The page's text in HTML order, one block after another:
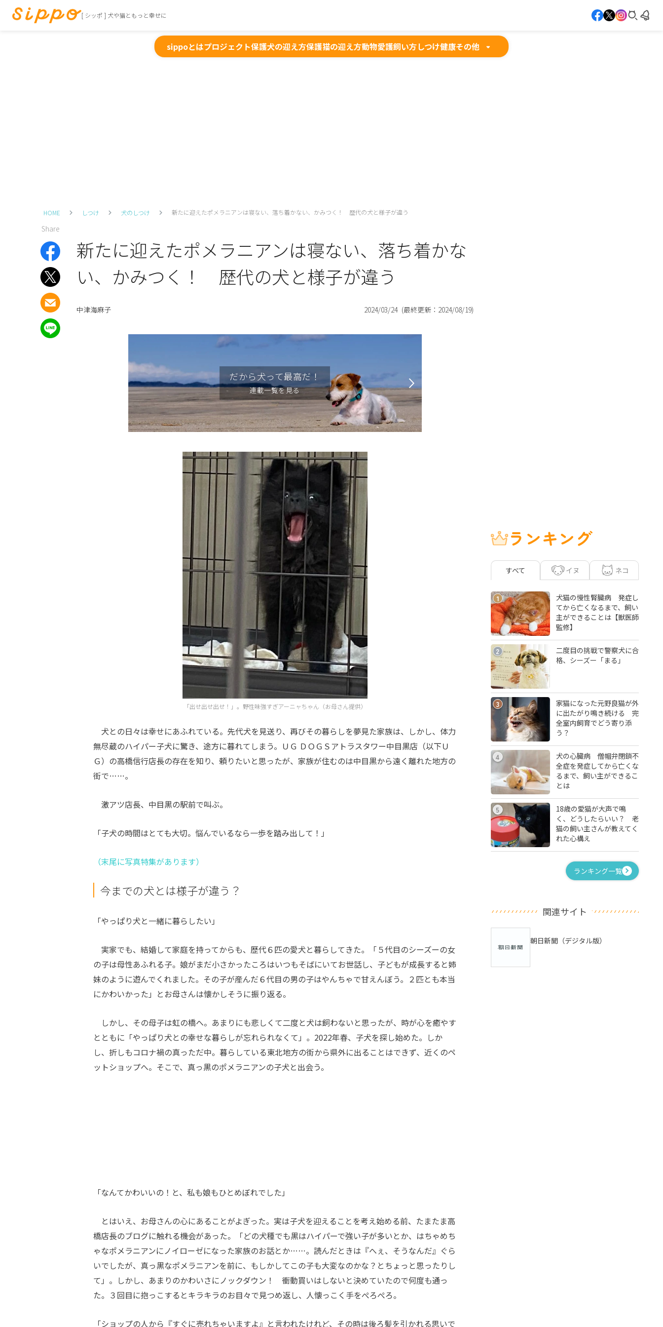
[ シッポ ] 犬や猫ともっと幸せに
sippoとはプロジェクト保護犬の迎え方保護猫の迎え方動物愛護飼い方しつけ健康その他
HOME しつけ 犬のしつけ 新たに迎えたポメラニアンは寝ない、落ち着かない、かみつく！ 歴代の犬と様子が違う
Share
新たに迎えたポメラニアンは寝ない、落ち着かな
い、かみつく！ 歴代の犬と様子が違う
中津海麻子 2024/03/24 (最終更新： 2024/08/19)
だから犬って最高だ！
連載一覧を見る
「出せ出せ出せ！」。野性味強すぎアーニャちゃん（お母さん提供）
犬との日々は幸せにあふれている。先代犬を見送り、再びその暮らしを夢見た家族は、しかし、体力
無尽蔵のハイパー子犬に驚き、途方に暮れてしまう。ＵＧ ＤＯＧＳアトラスタワー中目黒店（以下Ｕ
Ｇ）の高橋信行店長の存在を知り、頼りたいと思ったが、家族が住むのは中目黒から遠く離れた地方の
街で……。
激アツ店長、中目黒の駅前で叫ぶ。
「子犬の時間はとても大切。悩んでいるなら一歩を踏み出して！」
（末尾に写真特集があります）
今までの犬とは様子が違う？
「やっぱり犬と一緒に暮らしたい」
実家でも、結婚して家庭を持ってからも、歴代６匹の愛犬と暮らしてきた。「５代目のシーズーの女
の子は母性あふれる子。娘がまだ小さかったころはいつもそばにいてお世話し、子どもが成長すると姉
妹のように遊んでくれました。その子が産んだ６代目の男の子はやんちゃで甘えんぼう。２匹とも本当
にかわいかった」とお母さんは懐かしそうに振り返る。
しかし、その母子は虹の橋へ。あまりにも悲しくて二度と犬は飼わないと思ったが、時が心を癒やす
とともに「やっぱり犬との幸せな暮らしが忘れられなくて」。2022年春、子犬を探し始めた。しか
し、折しもコロナ禍の真っただ中。暮らしている東北地方の街から県外に出ることはできず、近くのペ
ットショップへ。そこで、真っ黒のポメラニアンの子犬と出会う。
「なんてかわいいの！と、私も娘もひとめぼれでした」
とはいえ、お母さんの心にあることがよぎった。実は子犬を迎えることを考え始める前、たまたま高
橋店長のブログに触れる機会があった。「どの犬種でも黒はハイパーで強い子が多いとか、はちゃめち
ゃなポメラニアンにノイローゼになった家族のお話とか……。読んだときは『へぇ、そうなんだ』ぐら
いでしたが、真っ黒なポメラニアンを前に、もしかしてこの子も大変なのかな？とちょっと思ったりし
て」。しかし、あまりのかわいさにノックダウン！ 衝動買いはしないと決めていたので何度も通っ
た。３回目に抱っこするとキラキラのお目々で見つめ返し、人懐っこく手をぺろぺろ。
「ショップの人から『すぐに売れちゃいますよ』と言われたけれど、その時は後ろ髪を引かれる思いで
ランキング
すべて イヌ ネコ
1
犬猫の慢性腎臓病 発症し
てから亡くなるまで、飼い
主ができることは【獣医師
監修】
2
二度目の挑戦で警察犬に合
格、シーズー「まる」
3
家猫になった元野良猫が外
に出たがり鳴き続ける 完
全室内飼育でどう寄り添
う？
4
犬の心臓病 僧帽弁閉鎖不
全症を発症してから亡くな
るまで、飼い主ができるこ
とは
5
18歳の愛猫が大声で鳴
く、どうしたらいい？ 老
猫の飼い主さんが教えてく
れた心構え
ランキング一覧
関連サイト
朝日新聞（デジタル版）